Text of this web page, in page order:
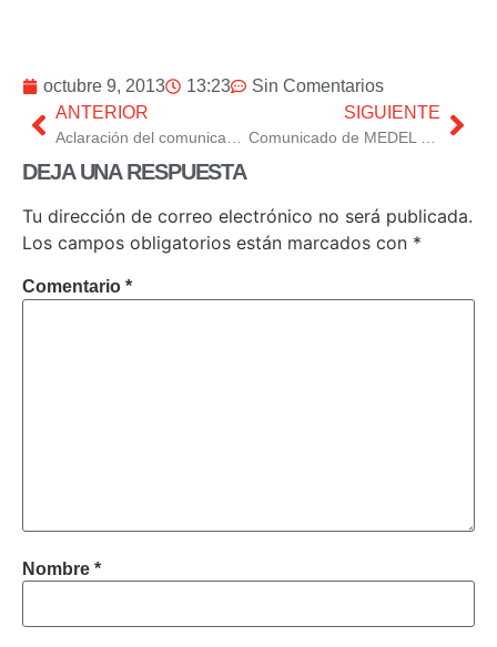
octubre 9, 2013 13:23
Sin Comentarios
ANTERIOR
Aclaración del comunicado sobre impunidad de delitos franquistas versus justicia universal.
SIGUIENTE
Comunicado de MEDEL en el que se pide una regulación más humana en materia de inmigración.
DEJA UNA RESPUESTA
Tu dirección de correo electrónico no será publicada.
Los campos obligatorios están marcados con *
Comentario *
Nombre *